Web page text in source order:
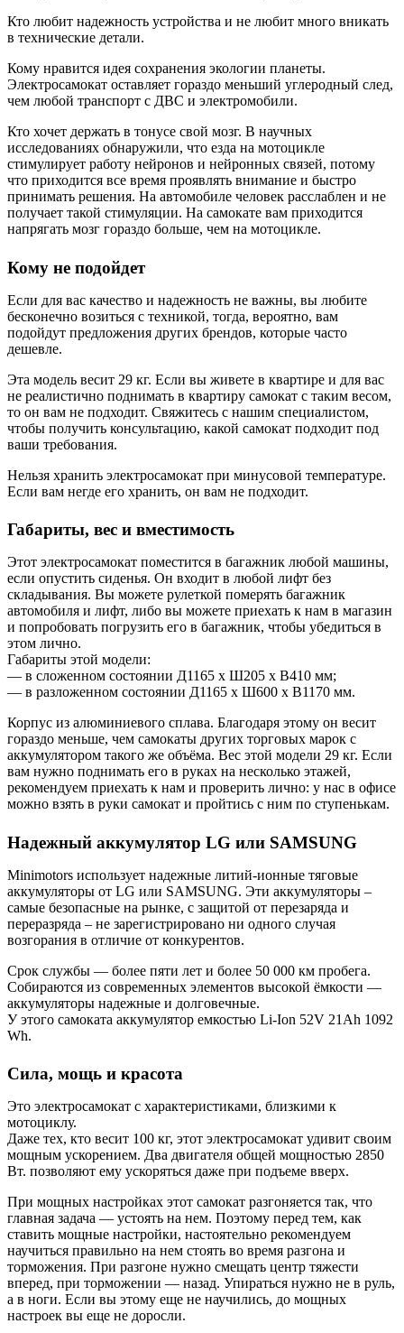
Кто любит надежность устройства и не любит много вникать
в технические детали.
Кому нравится идея сохранения экологии планеты.
Электросамокат оставляет гораздо меньший углеродный след,
чем любой транспорт с ДВС и электромобили.
Кто хочет держать в тонусе свой мозг. В научных
исследованиях обнаружили, что езда на мотоцикле
стимулирует работу нейронов и нейронных связей, потому
что приходится все время проявлять внимание и быстро
принимать решения. На автомобиле человек расслаблен и не
получает такой стимуляции. На самокате вам приходится
напрягать мозг гораздо больше, чем на мотоцикле.
Кому не подойдет
Если для вас качество и надежность не важны, вы любите
бесконечно возиться с техникой, тогда, вероятно, вам
подойдут предложения других брендов, которые часто
дешевле.
Эта модель весит 29 кг. Если вы живете в квартире и для вас
не реалистично поднимать в квартиру самокат с таким весом,
то он вам не подходит. Свяжитесь с нашим специалистом,
чтобы получить консультацию, какой самокат подходит под
ваши требования.
Нельзя хранить электросамокат при минусовой температуре.
Если вам негде его хранить, он вам не подходит.
Габариты, вес и вместимость
Этот электросамокат поместится в багажник любой машины,
если опустить сиденья. Он входит в любой лифт без
складывания. Вы можете рулеткой померять багажник
автомобиля и лифт, либо вы можете приехать к нам в магазин
и попробовать погрузить его в багажник, чтобы убедиться в
этом лично.
Габариты этой модели:
— в сложенном состоянии Д1165 х Ш205 х В410 мм;
— в разложенном состоянии Д1165 х Ш600 х В1170 мм.
Корпус из алюминиевого сплава. Благодаря этому он весит
гораздо меньше, чем самокаты других торговых марок с
аккумулятором такого же объёма. Вес этой модели 29 кг. Если
вам нужно поднимать его в руках на несколько этажей,
рекомендуем приехать к нам и проверить лично: у нас в офисе
можно взять в руки самокат и пройтись с ним по ступенькам.
Надежный аккумулятор LG или SAMSUNG
Minimotors использует надежные литий-ионные тяговые
аккумуляторы от LG или SAMSUNG. Эти аккумуляторы –
самые безопасные на рынке, с защитой от перезаряда и
переразряда – не зарегистрировано ни одного случая
возгорания в отличие от конкурентов.
Срок службы — более пяти лет и более 50 000 км пробега.
Собираются из современных элементов высокой ёмкости —
аккумуляторы надежные и долговечные.
У этого самоката аккумулятор емкостью Li-Ion 52V 21Ah 1092
Wh.
Сила, мощь и красота
Это электросамокат с характеристиками, близкими к
мотоциклу.
Даже тех, кто весит 100 кг, этот электросамокат удивит своим
мощным ускорением. Два двигателя общей мощностью 2850
Вт. позволяют ему ускоряться даже при подъеме вверх.
При мощных настройках этот самокат разгоняется так, что
главная задача — устоять на нем. Поэтому перед тем, как
ставить мощные настройки, настоятельно рекомендуем
научиться правильно на нем стоять во время разгона и
торможения. При разгоне нужно смещать центр тяжести
вперед, при торможении — назад. Упираться нужно не в руль,
а в ноги. Если вы этому еще не научились, до мощных
настроек вы еще не доросли.